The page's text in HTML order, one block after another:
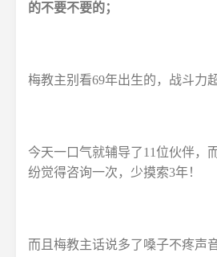
的不要不要的；
梅教主别看69年出生的，战斗力
今天一口气就辅导了11位伙伴，
纷觉得咨询一次，少摸索3年！
而且梅教主话说多了嗓子不疼声